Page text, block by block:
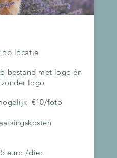
op locatie
bestand met logo én
logo
€10/foto
euro /dier